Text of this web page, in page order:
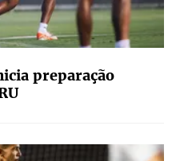
preparação